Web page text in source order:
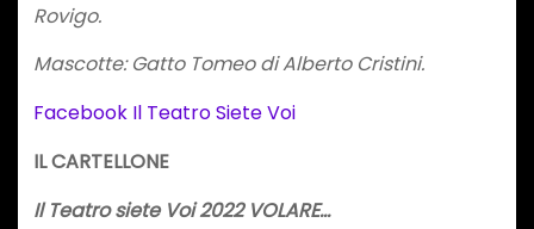
Rovigo.
Mascotte: Gatto Tomeo di Alberto Cristini.
Facebook Il Teatro Siete Voi
IL CARTELLONE
Il Teatro siete Voi 2022 VOLARE…